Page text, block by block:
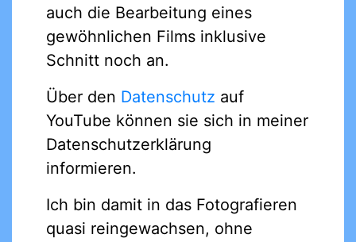
auch die Bearbeitung eines
gewöhnlichen Films inklusive
Schnitt noch an.
Über den Datenschutz auf
YouTube können sie sich in meiner
Datenschutzerklärung
informieren.
Ich bin damit in das Fotografieren
quasi reingewachsen, ohne